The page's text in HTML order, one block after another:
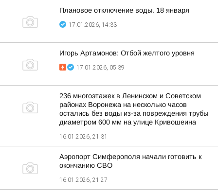
Плановое отключение воды. 18 января
17.01.2026, 14:33
Игорь Артамонов: Отбой желтого уровня
17.01.2026, 05:39
236 многоэтажек в Ленинском и Советском
районах Воронежа на несколько часов
остались без воды из-за повреждения трубы
диаметром 600 мм на улице Кривошеина
16.01.2026, 21:31
Аэропорт Симферополя начали готовить к
окончанию СВО
16.01.2026, 21:27